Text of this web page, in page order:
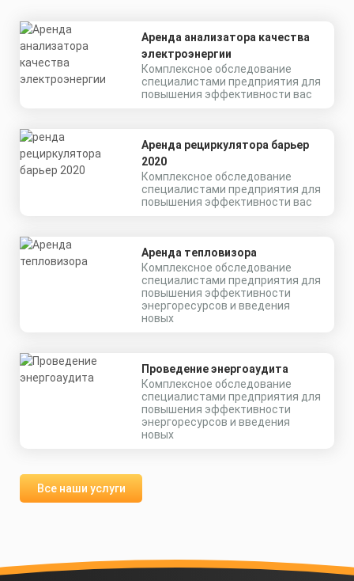
Аренда анализатора качества
электроэнергии
Комплексное обследование
специалистами предприятия для
повышения эффективности вас
Аренда рециркулятора барьер
2020
Комплексное обследование
специалистами предприятия для
повышения эффективности вас
Аренда тепловизора
Комплексное обследование
специалистами предприятия для
повышения эффективности
энергоресурсов и введения
новых
Проведение энергоаудита
Комплексное обследование
специалистами предприятия для
повышения эффективности
энергоресурсов и введения
новых
Все наши услуги